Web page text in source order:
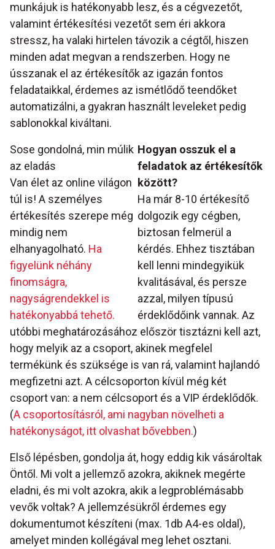
munkájuk is hatékonyabb lesz, és a cégvezetőt,
valamint értékesítési vezetőt sem éri akkora
stressz, ha valaki hirtelen távozik a cégtől, hiszen
minden adat megvan a rendszerben. Hogy ne
ússzanak el az értékesítők az igazán fontos
feladataikkal, érdemes az ismétlődő teendőket
automatizálni, a gyakran használt leveleket pedig
sablonokkal kiváltani.
Sose gondolná, min múlik
az eladás
Van élet az online világon
túl is! A személyes
értékesítés szerepe még
mindig nem
elhanyagolható. Ha
figyelünk néhány
finomságra,
nagyságrendekkel is
hatékonyabbá tehető.
Hogyan osszuk el a
feladatok az értékesítők
között?
Ha már 8-10 értékesítő
dolgozik egy cégben,
biztosan felmerül a
kérdés. Ehhez tisztában
kell lenni mindegyikük
kvalitásával, és persze
azzal, milyen típusú
érdeklődőink vannak. Az
utóbbi meghatározásához először tisztázni kell azt,
hogy melyik az a csoport, akinek megfelel
termékünk és szüksége is van rá, valamint hajlandó
megfizetni azt. A célcsoporton kívül még két
csoport van: a nem célcsoport és a VIP érdeklődők.
(A csoportosításról, ami nagyban növelheti a
hatékonyságot, itt olvashat bővebben.)
Első lépésben, gondolja át, hogy eddig kik vásároltak
Öntől. Mi volt a jellemző azokra, akiknek megérte
eladni, és mi volt azokra, akik a legproblémásabb
vevők voltak? A jellemzésükről érdemes egy
dokumentumot készíteni (max. 1db A4-es oldal),
amelyet minden kollégával meg lehet osztani.